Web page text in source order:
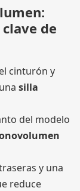
de
cinturón y
silla
del modelo
y una
reduce